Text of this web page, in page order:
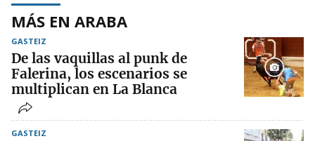
MÁS EN ARABA
GASTEIZ
De las vaquillas al punk de
Falerina, los escenarios se
multiplican en La Blanca
GASTEIZ